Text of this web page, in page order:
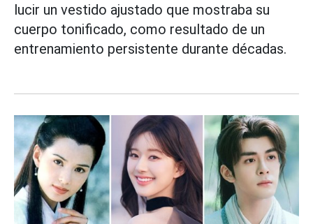
lucir un vestido ajustado que mostraba su
cuerpo tonificado, como resultado de un
entrenamiento persistente durante décadas.